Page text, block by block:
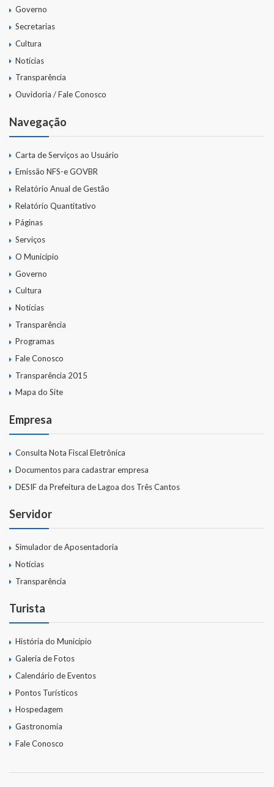
Governo
Secretarias
Cultura
Notícias
Transparência
Ouvidoria / Fale Conosco
Navegação
Carta de Serviços ao Usuário
Emissão NFS-e GOVBR
Relatório Anual de Gestão
Relatório Quantitativo
Páginas
Serviços
O Município
Governo
Cultura
Notícias
Transparência
Programas
Fale Conosco
Transparência 2015
Mapa do Site
Empresa
Consulta Nota Fiscal Eletrônica
Documentos para cadastrar empresa
DESIF da Prefeitura de Lagoa dos Três Cantos
Servidor
Simulador de Aposentadoria
Notícias
Transparência
Turista
História do Município
Galeria de Fotos
Calendário de Eventos
Pontos Turísticos
Hospedagem
Gastronomia
Fale Conosco